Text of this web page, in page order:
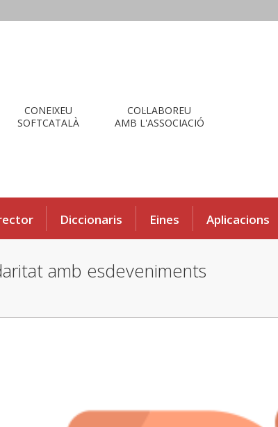
CONEIXEU
SOFTCATALÀ
COL·LABOREU
AMB L'ASSOCIACIÓ
Diccionaris Eines Aplicacions
amb esdeveniments